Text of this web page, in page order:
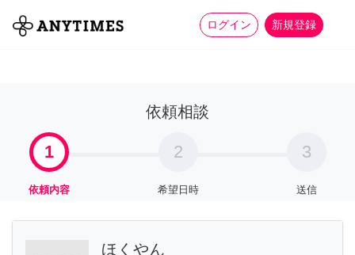
ログイン 新規登録
全て 家事 more_horiz
依頼相談
1
依頼内容
2
希望日時
3
送信
ほくやん